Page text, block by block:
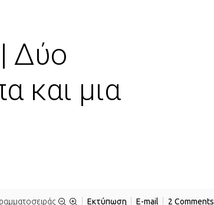
Δύο
και μια
Εκτύπωση E-mail 2 Comments